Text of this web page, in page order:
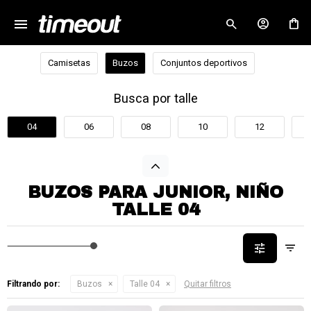
menu
Camisetas Buzos Conjuntos deportivos
Busca por talle
04 06 08 10 12
BUZOS PARA JUNIOR, NIÑO
TALLE 04
Filtrando por: Buzos Talle 04 Quitar filtros